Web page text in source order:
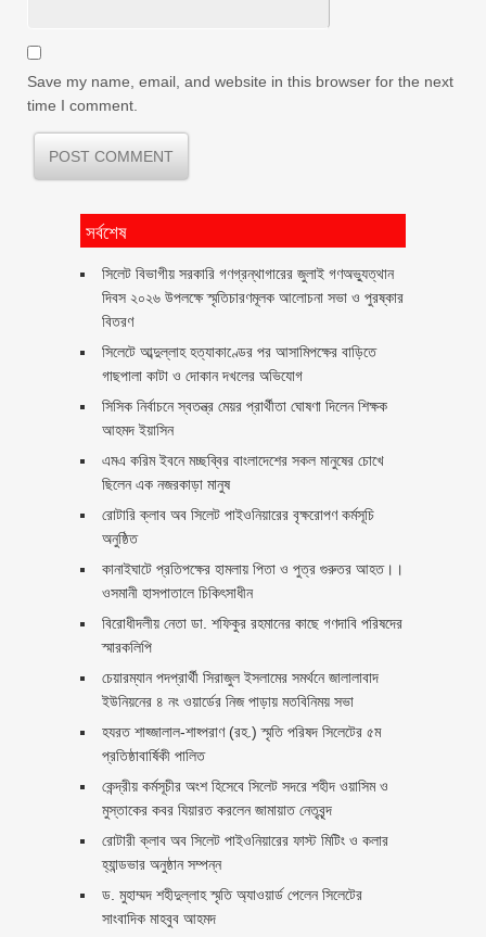
Save my name, email, and website in this browser for the next
time I comment.
সর্বশেষ
সিলেট বিভাগীয় সরকারি গণগ্রন্থাগারের জুলাই গণঅভ্যুত্থান
দিবস ২০২৬ উপলক্ষে স্মৃতিচারণমূলক আলোচনা সভা ও পুরষ্কার
বিতরণ ‎ ‎
সিলেটে আব্দুল্লাহ হত্যাকাণ্ডের পর আসামিপক্ষের বাড়িতে
গাছপালা কাটা ও দোকান দখলের অভিযোগ
সিসিক নির্বাচনে স্বতন্ত্র মেয়র প্রার্থীতা ঘোষণা দিলেন শিক্ষক
আহমদ ইয়াসিন
এমএ করিম ইবনে মচ্ছব্বির বাংলাদেশের সকল মানুষের চোখে
ছিলেন এক নজরকাড়া মানুষ ‎
রোটারি ক্লাব অব সিলেট পাইওনিয়ারের বৃক্ষরোপণ কর্মসূচি
অনুষ্ঠিত
কানাইঘাটে প্রতিপক্ষের হামলায় পিতা ও পুত্র গুরুতর আহত।।
ওসমানী হাসপাতালে চিকিৎসাধীন
বিরোধীদলীয় নেতা ডা. শফিকুর রহমানের কাছে গণদাবি পরিষদের
স্মারকলিপি ‎
চেয়ারম্যান পদপ্রার্থী সিরাজুল ইসলামের সমর্থনে জালালাবাদ
ইউনিয়নের ৪ নং ওয়ার্ডের নিজ পাড়ায় মতবিনিময় সভা
হযরত শাহ্জালাল-শাহ্পরাণ (রহ.) স্মৃতি পরিষদ সিলেটের ৫ম
প্রতিষ্ঠাবার্ষিকী পালিত ‎​
কেন্দ্রীয় কর্মসূচীর অংশ হিসেবে সিলেট সদরে শহীদ ওয়াসিম ও
মুস্তাকের কবর যিয়ারত করলেন জামায়াত নেতৃবৃন্দ ‎
রোটারী ক্লাব অব সিলেট পাইওনিয়ারের ফাস্ট মিটিং ও কলার
হ্যান্ডভার অনুষ্ঠান সম্পন্ন
ড. মুহাম্মদ শহীদুল্লাহ স্মৃতি অ্যাওয়ার্ড পেলেন সিলেটের
সাংবাদিক মাহবুব আহমদ